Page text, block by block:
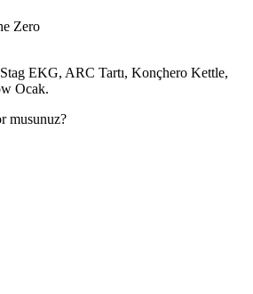
Zero
EKG, ARC Tartı, Konçhero Kettle,
Ocak.
musunuz?